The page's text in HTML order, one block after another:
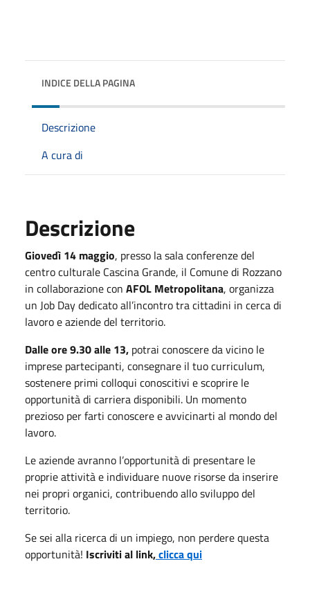
INDICE DELLA PAGINA
Descrizione
A cura di
Descrizione
Giovedì 14 maggio, presso la sala conferenze del
centro culturale Cascina Grande, il Comune di Rozzano
in collaborazione con AFOL Metropolitana, organizza
un Job Day dedicato all’incontro tra cittadini in cerca di
lavoro e aziende del territorio.
Dalle ore 9.30 alle 13, potrai conoscere da vicino le
imprese partecipanti, consegnare il tuo curriculum,
sostenere primi colloqui conoscitivi e scoprire le
opportunità di carriera disponibili. Un momento
prezioso per farti conoscere e avvicinarti al mondo del
lavoro.
Le aziende avranno l’opportunità di presentare le
proprie attività e individuare nuove risorse da inserire
nei propri organici, contribuendo allo sviluppo del
territorio.
Se sei alla ricerca di un impiego, non perdere questa
opportunità! Iscriviti al link,clicca qui